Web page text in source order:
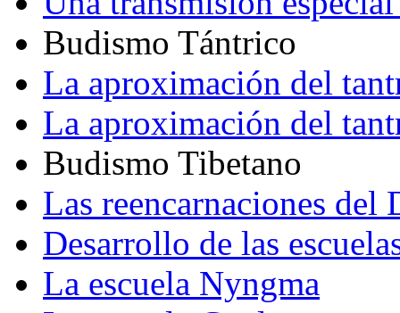
Budismo Tántrico
La aproximación del
La aproximación del
Budismo Tibetano
Las reencarnaciones del
Desarrollo de las
La escuela Nyngma